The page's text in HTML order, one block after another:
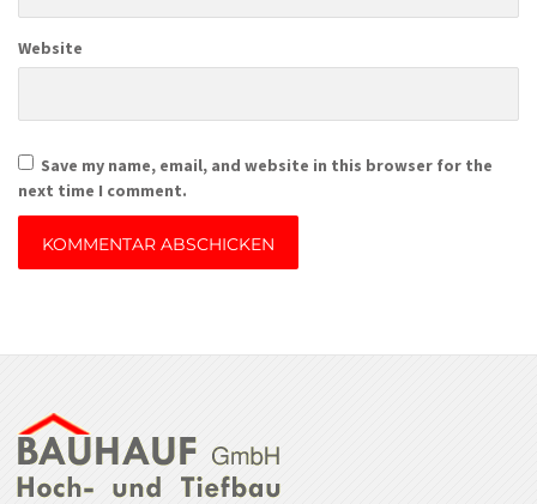
Website
Save my name, email, and website in this browser for the
next time I comment.